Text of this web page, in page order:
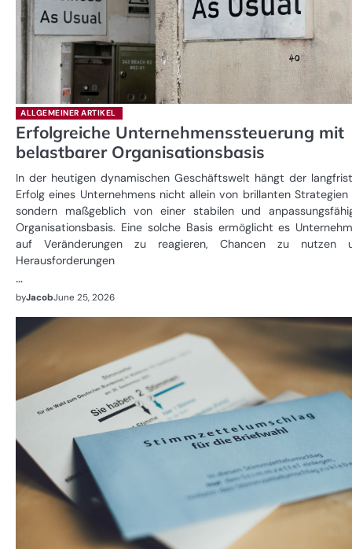
ALLGEMEINER ARTIKEL
Erfolgreiche Unternehmenssteuerung mit
belastbarer Organisationsbasis
In der heutigen dynamischen Geschäftswelt hängt der
Erfolg eines Unternehmens nicht allein von brillanten Strategien
sondern maßgeblich von einer stabilen und
Organisationsbasis. Eine solche Basis ermöglicht es
auf Veränderungen zu reagieren, Chancen zu nutzen
Herausforderungen
…
byJacobJune 25, 2026